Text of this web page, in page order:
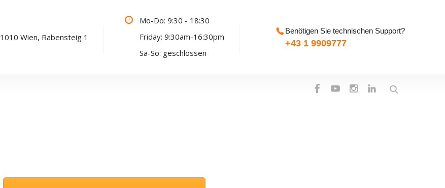
1010 Wien, Rabensteig 1
Mo-Do: 9:30 - 18:30
Friday: 9:30am-16:30pm
Sa-So: geschlossen
Benötigen Sie technischen Support?
+43 1 9909777